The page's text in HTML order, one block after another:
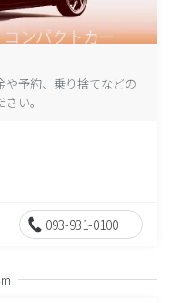
や予約、乗り捨てなどの
い。
093-931-0100